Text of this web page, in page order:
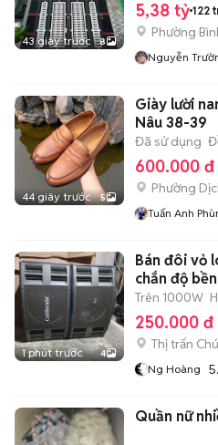
43 giây trước 8
5,38 tỷ 122
Phường
Nguyễn
44 giây trước 5
Giày lười
Nâu 38-39
Đã sử dụng
600.000 đ
Phường
Tuấn Anh
1 phút trước 4
Bán đôi vỏ
chắn độ
Trên 1000W
250.000 đ
Thị trấn
Ng Hoàng
Quần nữ